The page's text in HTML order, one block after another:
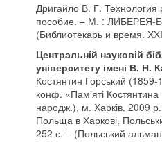
Дригайло В. Г. Технология
пособие. – М. :
(Библиотекарь и время.
Центральній науковій
університету імені В. Н.
Костянтин Горський
конф. «Пам’яті
народж.), м. Харків, 2009
Польща в Харкові,
252 с. – (Польський